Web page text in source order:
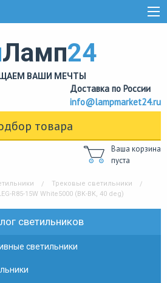
Ламп24
ВАШИ МЕЧТЫ
Доставка по России
info@lampmarket24.ru
товара
Ваша корзина
пуста
Трековые светильники
R85-15W White5000 (BK-BK, 40 deg)
светильников
светильники